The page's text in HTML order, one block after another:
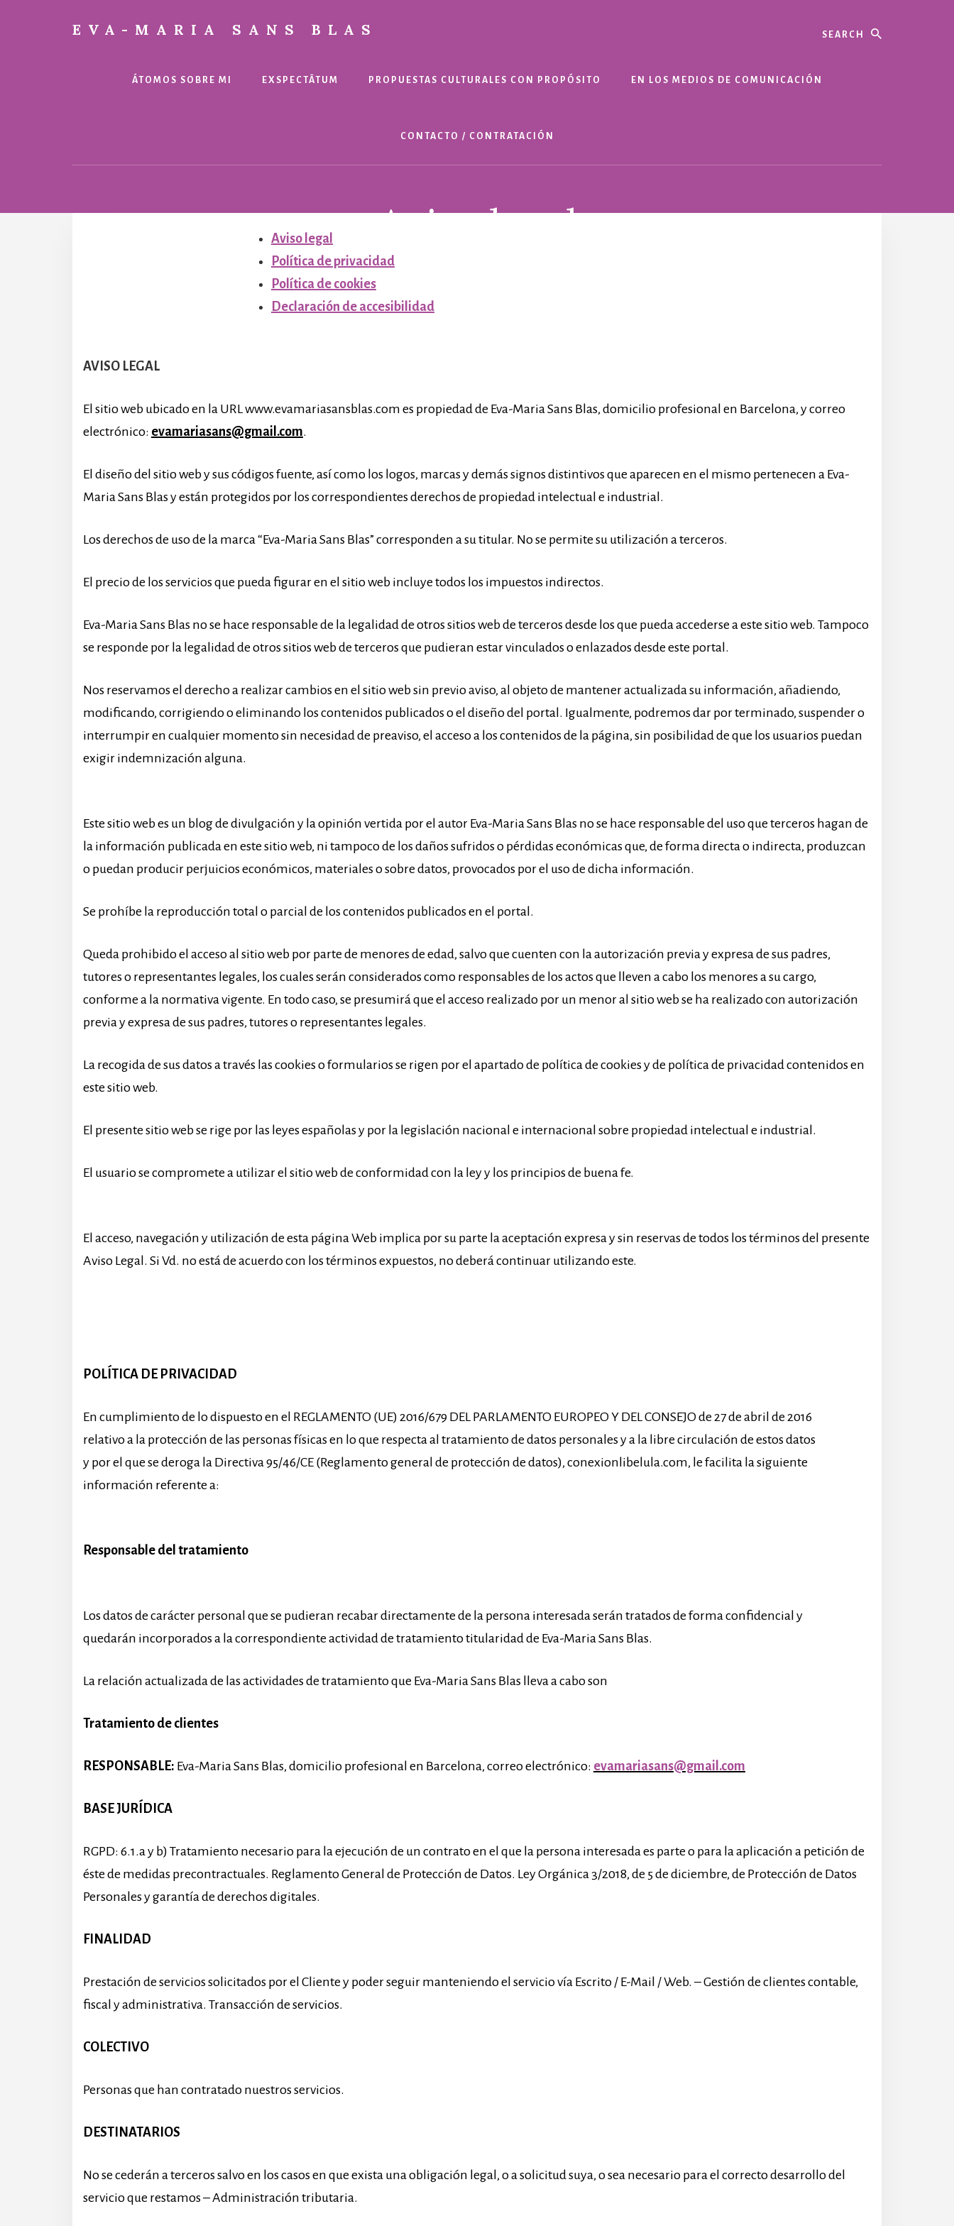
EVA-MARIA SANS BLAS
ÁTOMOS SOBRE MI EXSPECTĀTUM PROPUESTAS CULTURALES CON PROPÓSITO EN LOS MEDIOS DE COMUNICACIÓN
CONTACTO / CONTRATACIÓN
Aviso legal
Aviso legal
Política de privacidad
Política de cookies
Declaración de accesibilidad
AVISO LEGAL
El sitio web ubicado en la URL www.evamariasansblas.com es propiedad de Eva-Maria Sans Blas, domicilio profesional en Barcelona, y correo
electrónico: evamariasans@gmail.com.
El diseño del sitio web y sus códigos fuente, así como los logos, marcas y demás signos distintivos que aparecen en el mismo pertenecen a Eva-
Maria Sans Blas y están protegidos por los correspondientes derechos de propiedad intelectual e industrial.
Los derechos de uso de la marca “Eva-Maria Sans Blas” corresponden a su titular. No se permite su utilización a terceros.
El precio de los servicios que pueda figurar en el sitio web incluye todos los impuestos indirectos.
Eva-Maria Sans Blas no se hace responsable de la legalidad de otros sitios web de terceros desde los que pueda accederse a este sitio web. Tampoco
se responde por la legalidad de otros sitios web de terceros que pudieran estar vinculados o enlazados desde este portal.
Nos reservamos el derecho a realizar cambios en el sitio web sin previo aviso, al objeto de mantener actualizada su información, añadiendo,
modificando, corrigiendo o eliminando los contenidos publicados o el diseño del portal. Igualmente, podremos dar por terminado, suspender o
interrumpir en cualquier momento sin necesidad de preaviso, el acceso a los contenidos de la página, sin posibilidad de que los usuarios puedan
exigir indemnización alguna.
Este sitio web es un blog de divulgación y la opinión vertida por el autor Eva-Maria Sans Blas no se hace responsable del uso que terceros hagan de
la información publicada en este sitio web, ni tampoco de los daños sufridos o pérdidas económicas que, de forma directa o indirecta, produzcan
o puedan producir perjuicios económicos, materiales o sobre datos, provocados por el uso de dicha información.
Se prohíbe la reproducción total o parcial de los contenidos publicados en el portal.
Queda prohibido el acceso al sitio web por parte de menores de edad, salvo que cuenten con la autorización previa y expresa de sus padres,
tutores o representantes legales, los cuales serán considerados como responsables de los actos que lleven a cabo los menores a su cargo,
conforme a la normativa vigente. En todo caso, se presumirá que el acceso realizado por un menor al sitio web se ha realizado con autorización
previa y expresa de sus padres, tutores o representantes legales.
La recogida de sus datos a través las cookies o formularios se rigen por el apartado de política de cookies y de política de privacidad contenidos en
este sitio web.
El presente sitio web se rige por las leyes españolas y por la legislación nacional e internacional sobre propiedad intelectual e industrial.
El usuario se compromete a utilizar el sitio web de conformidad con la ley y los principios de buena fe.
El acceso, navegación y utilización de esta página Web implica por su parte la aceptación expresa y sin reservas de todos los términos del presente
Aviso Legal. Si Vd. no está de acuerdo con los términos expuestos, no deberá continuar utilizando este.
POLÍTICA DE PRIVACIDAD
En cumplimiento de lo dispuesto en el REGLAMENTO (UE) 2016/679 DEL PARLAMENTO EUROPEO Y DEL CONSEJO de 27 de abril de 2016
relativo a la protección de las personas físicas en lo que respecta al tratamiento de datos personales y a la libre circulación de estos datos
y por el que se deroga la Directiva 95/46/CE (Reglamento general de protección de datos), conexionlibelula.com, le facilita la siguiente
información referente a:
Responsable del tratamiento
Los datos de carácter personal que se pudieran recabar directamente de la persona interesada serán tratados de forma confidencial y
quedarán incorporados a la correspondiente actividad de tratamiento titularidad de Eva-Maria Sans Blas.
La relación actualizada de las actividades de tratamiento que Eva-Maria Sans Blas lleva a cabo son
Tratamiento de clientes
RESPONSABLE: Eva-Maria Sans Blas, domicilio profesional en Barcelona, correo electrónico: evamariasans@gmail.com
BASE JURÍDICA
RGPD: 6.1.a y b) Tratamiento necesario para la ejecución de un contrato en el que la persona interesada es parte o para la aplicación a petición de
éste de medidas precontractuales. Reglamento General de Protección de Datos. Ley Orgánica 3/2018, de 5 de diciembre, de Protección de Datos
Personales y garantía de derechos digitales.
FINALIDAD
Prestación de servicios solicitados por el Cliente y poder seguir manteniendo el servicio vía Escrito / E-Mail / Web. – Gestión de clientes contable,
fiscal y administrativa. Transacción de servicios.
COLECTIVO
Personas que han contratado nuestros servicios.
DESTINATARIOS
No se cederán a terceros salvo en los casos en que exista una obligación legal, o a solicitud suya, o sea necesario para el correcto desarrollo del
servicio que restamos – Administración tributaria.